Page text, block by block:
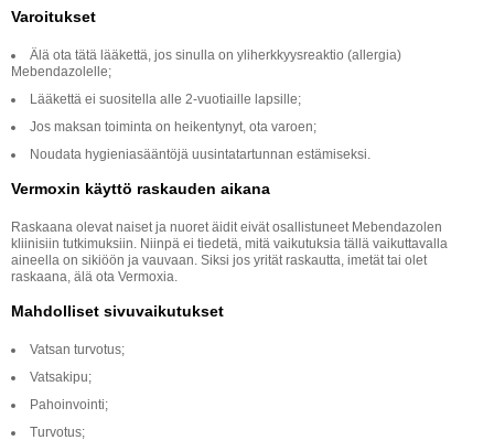
Varoitukset
Älä ota tätä lääkettä, jos sinulla on yliherkkyysreaktio (allergia)
Mebendazolelle;
Lääkettä ei suositella alle 2-vuotiaille lapsille;
Jos maksan toiminta on heikentynyt, ota varoen;
Noudata hygieniasääntöjä uusintatartunnan estämiseksi.
Vermoxin käyttö raskauden aikana
Raskaana olevat naiset ja nuoret äidit eivät osallistuneet Mebendazolen
kliinisiin tutkimuksiin. Niinpä ei tiedetä, mitä vaikutuksia tällä vaikuttavalla
aineella on sikiöön ja vauvaan. Siksi jos yrität raskautta, imetät tai olet
raskaana, älä ota Vermoxia.
Mahdolliset sivuvaikutukset
Vatsan turvotus;
Vatsakipu;
Pahoinvointi;
Turvotus;